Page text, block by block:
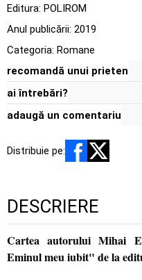
Editura: POLIROM
Anul publicării: 2019
Categoria: Romane
recomandă unui prieten
ai întrebări?
adaugă un comentariu
Distribuie pe:
DESCRIERE
Cartea autorului Mihai
Eminul meu iubit" de la